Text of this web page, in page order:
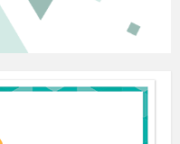
число на 1.
число на 1.